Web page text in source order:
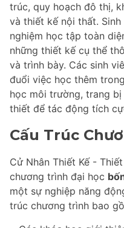
trúc, quy hoạch đô thị,
và thiết kế nội thất.
nghiệm học tập toàn
những thiết kế cụ thể
và trình bày. Các sinh
đuổi việc học thêm
học môi trường, trang
thiết để tác động tích
Cấu Trúc
Cử Nhân Thiết Kế -
chương trình đại học
một sự nghiệp năng
trúc chương trình bao